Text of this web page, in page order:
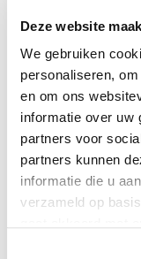
Deze website
We gebruiken
personaliseren,
en om ons
informatie over uw
partners voor
partners kunnen
informatie die u
verzameld op
Bel
mail